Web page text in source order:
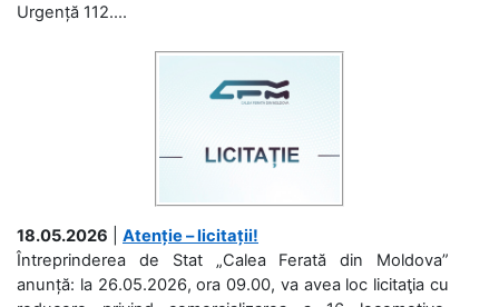
Urgență 112....
18.05.2026
Atenție – licitații!
Întreprinderea de Stat „Calea Ferată din Moldova”
anunță: la 26.05.2026, ora 09.00, va avea loc licitaţia cu